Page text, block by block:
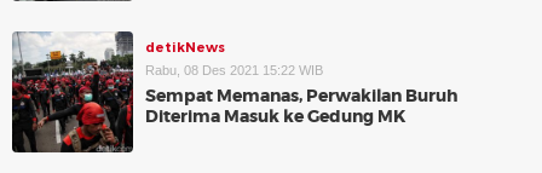
detikNews
Rabu, 08 Des 2021 15:22 WIB
Sempat Memanas, Perwakilan Buruh
Diterima Masuk ke Gedung MK